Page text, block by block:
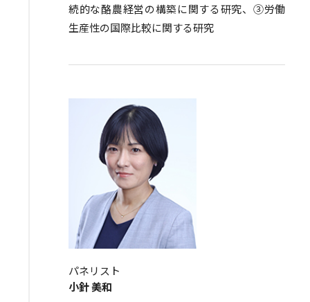
続的な酪農経営の構築に関する研究、③労働
生産性の国際比較に関する研究
パネリスト
小針 美和